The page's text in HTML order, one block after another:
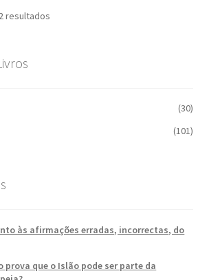
resultadosOrdenado
(30)
(101)
às afirmações erradas, incorrectas, do
prova que o Islão pode ser parte da